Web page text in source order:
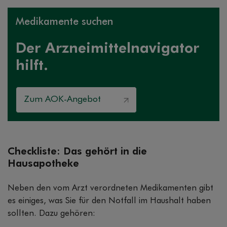
Medikamente suchen
Der Arzneimittelnavigator
hilft.
Zum AOK-Angebot
Checkliste: Das gehört in die
Hausapotheke
Neben den vom Arzt verordneten Medikamenten gibt
es einiges, was Sie für den Notfall im Haushalt haben
sollten. Dazu gehören: